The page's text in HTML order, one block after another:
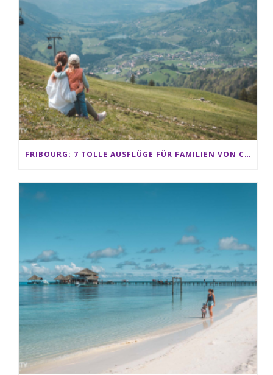
FRIBOURG: 7 TOLLE AUSFLÜGE FÜR FAMILIEN VON CHARMEY BIS LES PACCOTS